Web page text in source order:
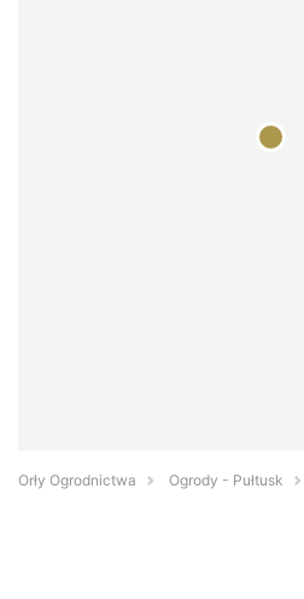
Orły Ogrodnictwa Ogrody - Pułtusk